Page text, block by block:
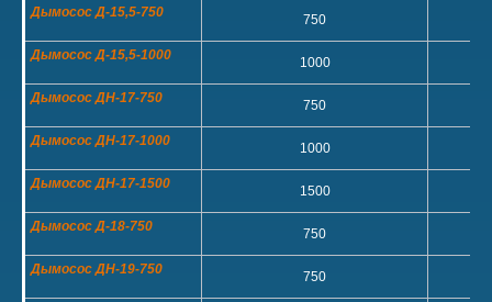
Дымосос Д-15,5-750 750
Дымосос Д-15,5-1000 1000
Дымосос ДН-17-750 750
Дымосос ДН-17-1000 1000
Дымосос ДН-17-1500 1500
Дымосос Д-18-750 750
Дымосос ДН-19-750 750